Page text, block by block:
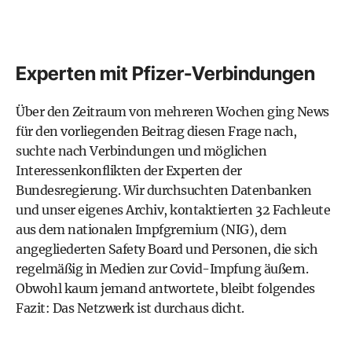
Experten mit Pfizer-Verbindungen
Über den Zeitraum von mehreren Wochen ging News
für den vorliegenden Beitrag diesen Frage nach,
suchte nach Verbindungen und möglichen
Interessenkonflikten der Experten der
Bundesregierung. Wir durchsuchten Datenbanken
und unser eigenes Archiv, kontaktierten 32 Fachleute
aus dem nationalen Impfgremium (NIG), dem
angegliederten Safety Board und Personen, die sich
regelmäßig in Medien zur Covid-Impfung äußern.
Obwohl kaum jemand antwortete, bleibt folgendes
Fazit: Das Netzwerk ist durchaus dicht.